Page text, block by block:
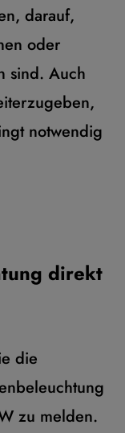
darauf,
oder
sind. Auch
notwendig
direkt
die
zu melden.